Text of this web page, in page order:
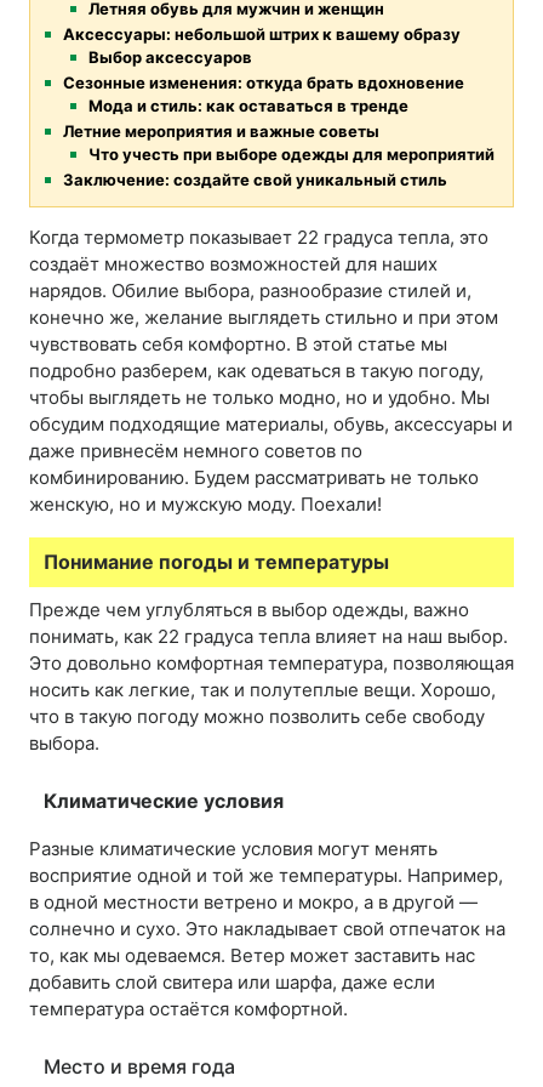
Летняя обувь для мужчин и женщин
Аксессуары: небольшой штрих к вашему образу
Выбор аксессуаров
Сезонные изменения: откуда брать вдохновение
Мода и стиль: как оставаться в тренде
Летние мероприятия и важные советы
Что учесть при выборе одежды для мероприятий
Заключение: создайте свой уникальный стиль
Когда термометр показывает 22 градуса тепла, это
создаёт множество возможностей для наших
нарядов. Обилие выбора, разнообразие стилей и,
конечно же, желание выглядеть стильно и при этом
чувствовать себя комфортно. В этой статье мы
подробно разберем, как одеваться в такую погоду,
чтобы выглядеть не только модно, но и удобно. Мы
обсудим подходящие материалы, обувь, аксессуары и
даже привнесём немного советов по
комбинированию. Будем рассматривать не только
женскую, но и мужскую моду. Поехали!
Понимание погоды и температуры
Прежде чем углубляться в выбор одежды, важно
понимать, как 22 градуса тепла влияет на наш выбор.
Это довольно комфортная температура, позволяющая
носить как легкие, так и полутеплые вещи. Хорошо,
что в такую погоду можно позволить себе свободу
выбора.
Климатические условия
Разные климатические условия могут менять
восприятие одной и той же температуры. Например,
в одной местности ветрено и мокро, а в другой —
солнечно и сухо. Это накладывает свой отпечаток на
то, как мы одеваемся. Ветер может заставить нас
добавить слой свитера или шарфа, даже если
температура остаётся комфортной.
Место и время года